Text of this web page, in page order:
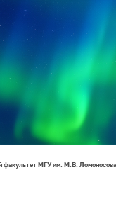
факультет МГУ им. М.В. Ломоносова